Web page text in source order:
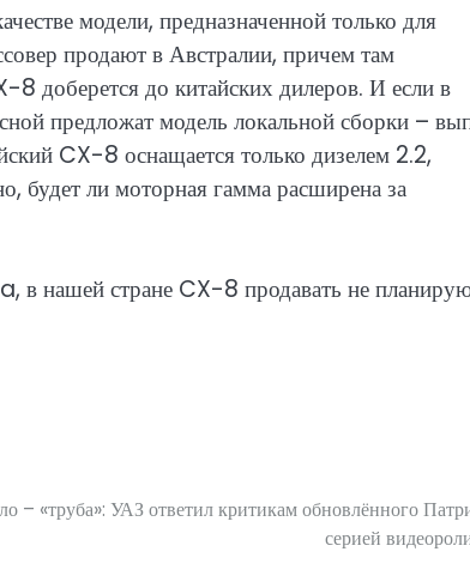
модели, предназначенной только для
продают в Австралии, причем там
доберется до китайских дилеров. И если в
предложат модель локальной сборки –
CX-8 оснащается только дизелем 2.2,
будет ли моторная гамма расширена за
в нашей стране CX-8 продавать не
– «труба»: УАЗ ответил критикам обновлённого
серией